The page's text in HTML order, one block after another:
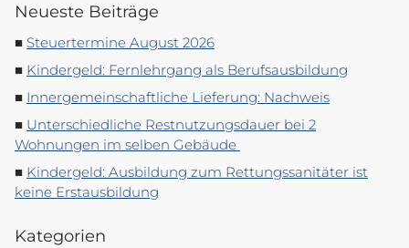
Neueste Beiträge
Steuertermine August 2026
Kindergeld: Fernlehrgang als Berufsausbildung
Innergemeinschaftliche Lieferung: Nachweis
Unterschiedliche Restnutzungsdauer bei 2
Wohnungen im selben Gebäude
Kindergeld: Ausbildung zum Rettungssanitäter ist
keine Erstausbildung
Kategorien